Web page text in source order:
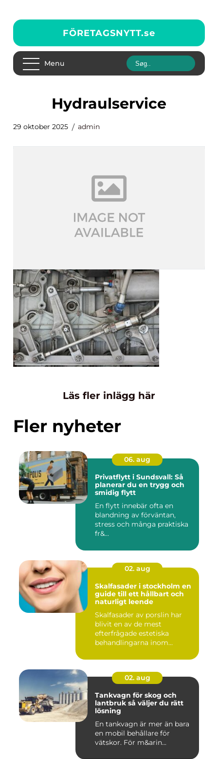
FÖRETAGSNYTT.se
Menu
Hydraulservice
29 oktober 2025 admin
Läs fler inlägg här
Fler nyheter
06. aug
Privatflytt i Sundsvall: Så
planerar du en trygg och
smidig flytt
En flytt innebär ofta en
blandning av förväntan,
stress och många praktiska
fr&...
02. aug
Skalfasader i stockholm en
guide till ett hållbart och
naturligt leende
Skalfasader av porslin har
blivit en av de mest
efterfrågade estetiska
behandlingarna inom
02. aug
Tankvagn för skog och
lantbruk så väljer du rätt
lösning
En tankvagn är mer än bara
en mobil behållare för
vätskor. För m&arin...